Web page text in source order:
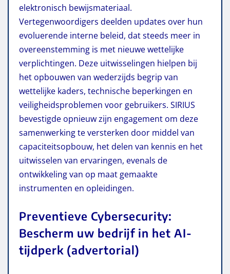
elektronisch bewijsmateriaal.
Vertegenwoordigers deelden updates over hun
evoluerende interne beleid, dat steeds meer in
overeenstemming is met nieuwe wettelijke
verplichtingen. Deze uitwisselingen hielpen bij
het opbouwen van wederzijds begrip van
wettelijke kaders, technische beperkingen en
veiligheidsproblemen voor gebruikers. SIRIUS
bevestigde opnieuw zijn engagement om deze
samenwerking te versterken door middel van
capaciteitsopbouw, het delen van kennis en het
uitwisselen van ervaringen, evenals de
ontwikkeling van op maat gemaakte
instrumenten en opleidingen.
Preventieve Cybersecurity:
Bescherm uw bedrijf in het AI-
tijdperk (advertorial)